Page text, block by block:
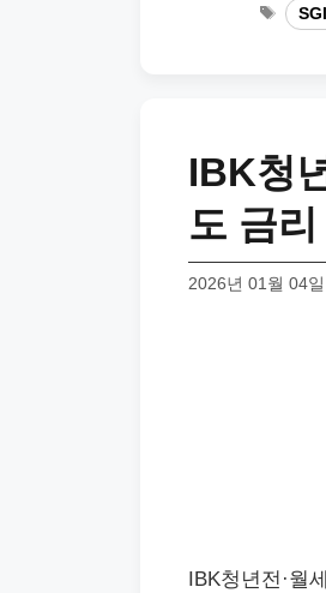
Tags
IBK청
도 금
2026년 01월 04일
IBK청년전·월